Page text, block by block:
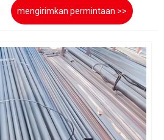
mengirimkan permintaan >>